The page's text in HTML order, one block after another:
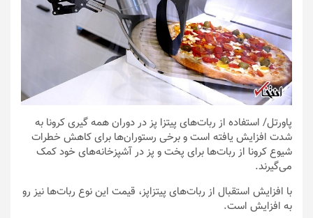
پاورتل/ استفاده از ربات‌های پیتزا پز در دوران همه گیری کرونا به
شدت افزایش یافته است و برخی رستوران‌ها برای کاهش خطرات
شیوع کرونا از ربات‌ها برای پخت و پز در آشپزخانه‌های خود کمک
می‌گیرند.
با افزایش استقبال از ربات‌های پیتزاپز، قیمت این نوع ربات‌ها نیز رو
به افزایش است.